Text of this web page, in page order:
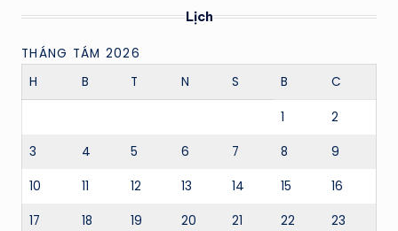
Lịch
THÁNG TÁM 2026
H
B T N S B C
1 2
3 4 5 6 7 8 9
10 11 12 13 14 15 16
17 18 19 20 21 22 23